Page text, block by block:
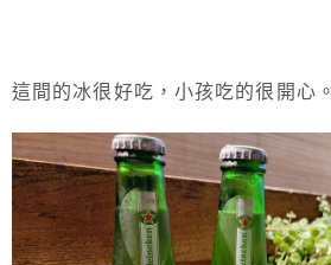
這間的冰很好吃，小孩吃的很開心。